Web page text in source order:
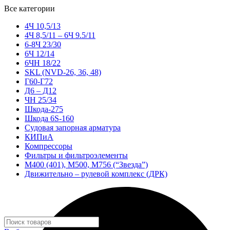
Все категории
4Ч 10,5/13
4Ч 8,5/11 – 6Ч 9.5/11
6-8Ч 23/30
6Ч 12/14
6ЧН 18/22
SKL (NVD-26, 36, 48)
Г60-Г72
Д6 – Д12
ЧН 25/34
Шкода-275
Шкода 6S-160
Судовая запорная арматура
КИПиА
Компрессоры
Фильтры и фильтроэлементы
М400 (401), М500, М756 (“Звезда”)
Движительно – рулевой комплекс (ДРК)